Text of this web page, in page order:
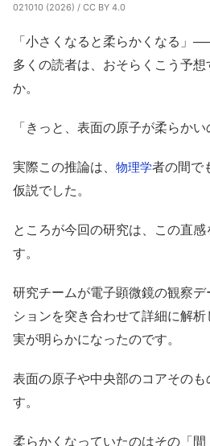
021010 (2026) / CC BY 4.0
「小さくなると柔らかくなる」
多くの読者は、おそらくこう予
か。
「きっと、表面の原子が柔らかい
実際この推論は、 物理学者の間で
仮説でした。
ところが今回の研究は、この直
す。
研究チームが電子顕微鏡の観察
ションを突き合わせて詳細に解
実が明らかになったのです。
表面の原子や中央部のコアその
す。
柔らかくなっていたのはその「